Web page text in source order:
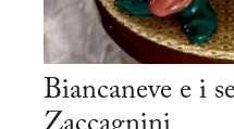
Biancaneve e i